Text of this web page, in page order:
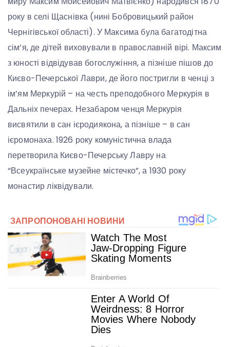
року в селі Щаснівка (нині Бобровицький район
Чернігівської області). У Максима була багатодітна
сім’я, де дітей виховували в православній вірі. Максим
з юності відвідував богослужіння, а пізніше пішов до
Києво-Печерської Лаври, де його постригли в ченці з
ім’ям Меркурій – на честь преподобного Меркурія в
Дальніх печерах. Незабаром ченця Меркурія
висвятили в сан ієродиякона, а пізніше – в сан
ієромонаха. 1926 року комуністична влада
перетворила Києво-Печерську Лавру на
“Всеукраїнське музейне містечко”, а 1930 року
монастир ліквідували.